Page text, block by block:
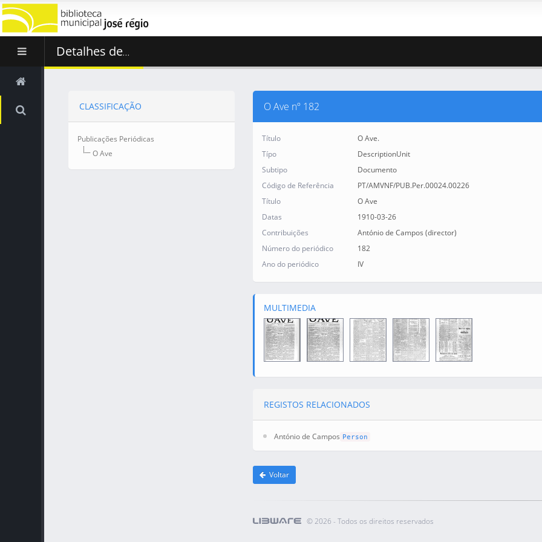
Detalhes de...
O Ave nº 182
Título
O Ave.
Típo
DescriptionUnit
Subtipo
Documento
Código de Referência
PT/AMVNF/PUB.Per.00024.00226
Título
O Ave
Datas
1910-03-26
Contribuições
António de Campos (director)
Número do periódico
182
Ano do periódico
IV
CLASSIFICAÇÃO
Publicações Periódicas
O Ave
MULTIMEDIA
REGISTOS RELACIONADOS
António de Campos Person
Voltar
© 2026 - Todos os direitos reservados